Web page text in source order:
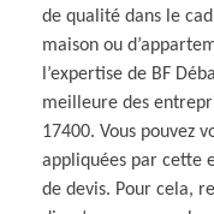
de qualité dans le
maison ou
l’expertise de BF
meilleure des
17400. Vous pouvez
appliquées par cette
de devis. Pour cela,